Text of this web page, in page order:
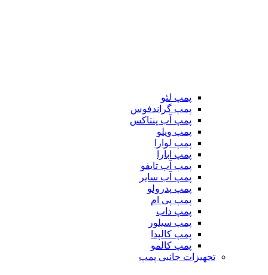
پمپ لئو
پمپ گراندفوس
پمپ آب پنتاکس
پمپ ویلو
پمپ لوارا
پمپ ابارا
پمپ آب تایفو
پمپ آب سایر
پمپ پدرولو
پمپ پی ام
پمپ داب
پمپ سیلور
پمپ کالپدا
پمپ کالمو
تجهیزات جانبی پمپ